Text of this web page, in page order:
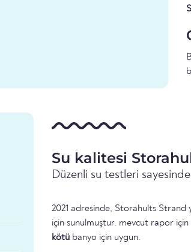
Su kalitesi
Düzenli su testleri
2021 adresinde, Storahults Strand
için sunulmuştur. mevcut rapor için
kötü banyo için uygun.